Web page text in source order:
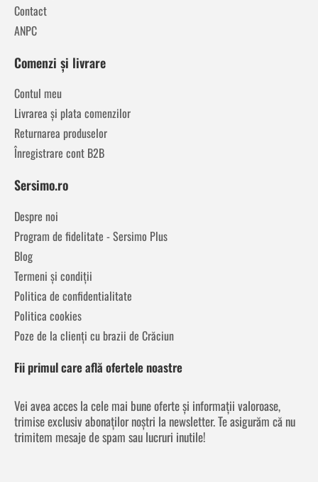
Contact
ANPC
Comenzi și livrare
Contul meu
Livrarea și plata comenzilor
Returnarea produselor
Înregistrare cont B2B
Sersimo.ro
Despre noi
Program de fidelitate - Sersimo Plus
Blog
Termeni și condiții
Politica de confidentialitate
Politica cookies
Poze de la clienți cu brazii de Crăciun
Fii primul care află ofertele noastre
Vei avea acces la cele mai bune oferte și informații valoroase,
trimise exclusiv abonaților noștri la newsletter. Te asigurăm că nu
trimitem mesaje de spam sau lucruri inutile!